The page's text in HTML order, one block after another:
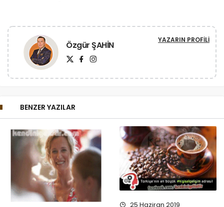
Özgür ŞAHİN YAZARIN PROFILI
BENZER YAZILAR
25 Haziran 2019